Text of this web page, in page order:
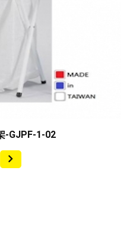
-GJPF-1-02